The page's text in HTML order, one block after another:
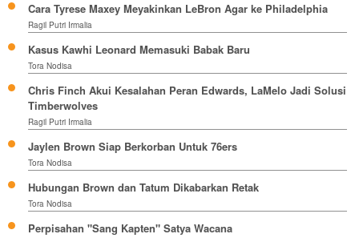
Cara Tyrese Maxey Meyakinkan LeBron Agar ke Philadelphia
Ragil Putri Irmalia
Kasus Kawhi Leonard Memasuki Babak Baru
Tora Nodisa
Chris Finch Akui Kesalahan Peran Edwards, LaMelo Jadi Solusi
Timberwolves
Ragil Putri Irmalia
Jaylen Brown Siap Berkorban Untuk 76ers
Tora Nodisa
Hubungan Brown dan Tatum Dikabarkan Retak
Tora Nodisa
Perpisahan "Sang Kapten" Satya Wacana